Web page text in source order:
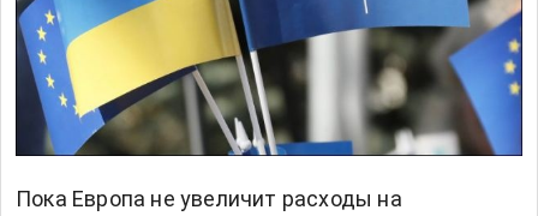
Пока Европа не увеличит расходы на